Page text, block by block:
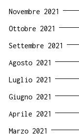
Novembre 2021
Ottobre 2021
Settembre 2021
Agosto 2021
Luglio 2021
Giugno 2021
Aprile 2021
Marzo 2021